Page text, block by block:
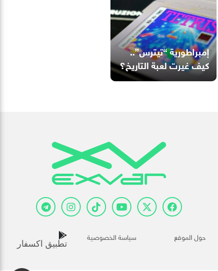
إمبراطورية “تيترس”..
كيف غيرت لعبة التاريخ؟
حول الموقع سياسة الخصوصية
تطبيق اكسفار